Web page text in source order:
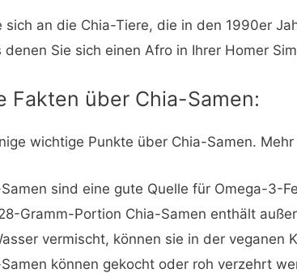
sich an die Chia-Tiere, die in den 1990er
denen Sie sich einen Afro in Ihrer Homer
Fakten über Chia-Samen:
wichtige Punkte über Chia-Samen.
sind eine gute Quelle für Omega-3-
Gramm-Portion Chia-Samen enthält
vermischt, können sie in der veganen
können gekocht oder roh verzehrt